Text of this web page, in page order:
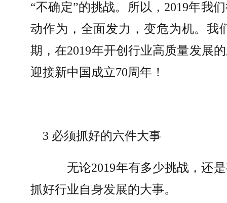
“不确定”的挑战。所以， 2019年我
动作为，全面发力，变危为机。我
期，在2019年开创行业高质量发展
迎接新中国成立70周年！
3 必须抓好的六件大事
无论2019年有多少挑战，还
抓好行业自身发展的大事。